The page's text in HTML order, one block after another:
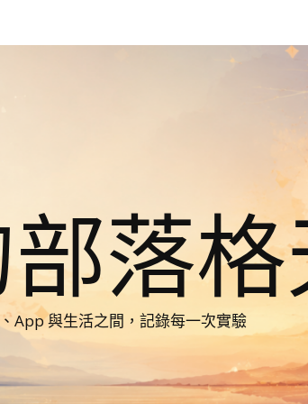
落
App 與生活之間，記錄每一次實驗